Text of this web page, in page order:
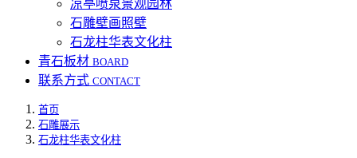
凉亭喷泉景观园林
石雕壁画照壁
石龙柱华表文化柱
青石板材 BOARD
联系方式 CONTACT
首页
石雕展示
石龙柱华表文化柱